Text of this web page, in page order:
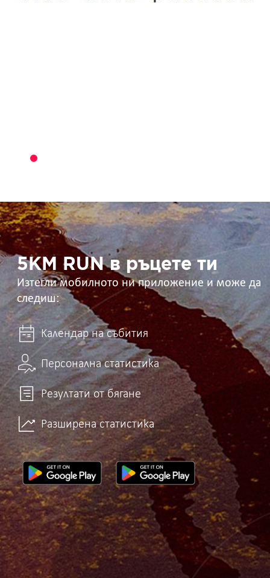
5KM
RUN
в
ръцете
ти 5KM RUN в ръцете ти
Изтегли мобилното ни приложение и може да
следиш:
Календар на събития
Персонална статистика
Резултати от бягане
Разширена статистика